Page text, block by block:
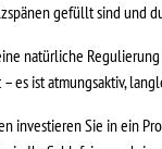
gefüllt sind und
natürliche
es ist atmungsaktiv,
investieren Sie in ein